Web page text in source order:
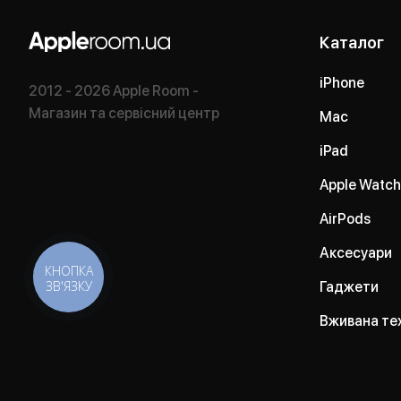
2012 - 2026 Apple Room -
Магазин та сервісний центр
Каталог
iPhone
Mac
iPad
Apple Watch
AirPods
Аксесуари
Гаджети
Вживана
КНОПКА
ЗВ'ЯЗКУ